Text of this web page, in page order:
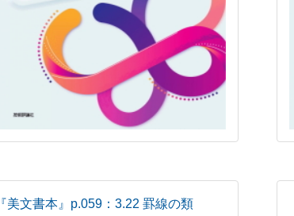
『美文書本』p.059：3.22 罫線の類